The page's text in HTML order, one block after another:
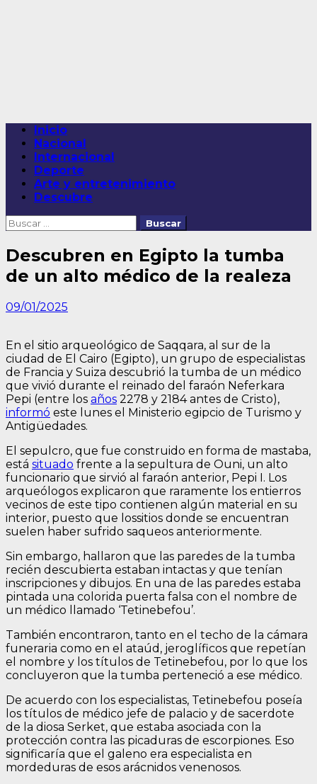
Menú
principal
Inicio
Nacional
Internacional
Deporte
Arte y entretenimiento
Descubre
Buscar:
Descubren en Egipto la tumba
de un alto médico de la realeza
09/01/2025
En el sitio arqueológico de Saqqara, al sur de la
ciudad de El Cairo (Egipto), un grupo de especialistas
de Francia y Suiza descubrió la tumba de un médico
que vivió durante el reinado del faraón Neferkara
Pepi (entre los años 2278 y 2184 antes de Cristo),
informó este lunes el Ministerio egipcio de Turismo y
Antigüedades.
El sepulcro, que fue construido en forma de mastaba,
está situado frente a la sepultura de Ouni, un alto
funcionario que sirvió al faraón anterior, Pepi I. Los
arqueólogos explicaron que raramente los entierros
vecinos de este tipo contienen algún material en su
interior, puesto que lossitios donde se encuentran
suelen haber sufrido saqueos anteriormente.
Sin embargo, hallaron que las paredes de la tumba
recién descubierta estaban intactas y que tenían
inscripciones y dibujos. En una de las paredes estaba
pintada una colorida puerta falsa con el nombre de
un médico llamado ‘Tetinebefou’.
También encontraron, tanto en el techo de la cámara
funeraria como en el ataúd, jeroglíficos que repetían
el nombre y los títulos de Tetinebefou, por lo que los
concluyeron que la tumba perteneció a ese médico.
De acuerdo con los especialistas, Tetinebefou poseía
los títulos de médico jefe de palacio y de sacerdote
de la diosa Serket, que estaba asociada con la
protección contra las picaduras de escorpiones. Eso
significaría que el galeno era especialista en
mordeduras de esos arácnidos venenosos.